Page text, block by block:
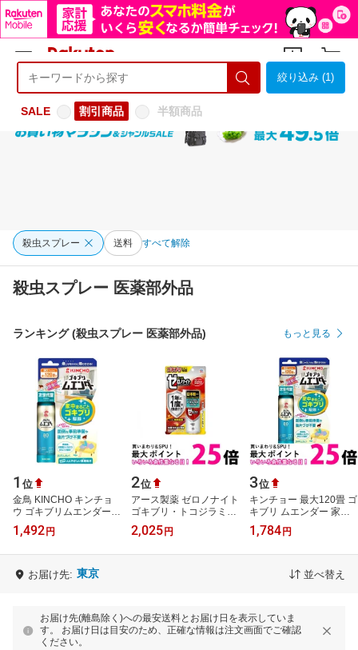
ようこそ 楽天市場へ ログイン
絞り込み (1)
SALE 割引商品 半額商品
殺虫スプレー 送料 すべて解除
殺虫スプレー 医薬部外品
ランキング (殺虫スプレー 医薬部外品) もっと見る
1 位
金鳥 KINCHO キンチョ
ウ ゴキブリムエンダー
80プッシュ (36mL)
【防除用医薬部外品】
1,492 円
2位
アース製薬 ゼロノナイト
ゴキブリ・トコジラミ用
殺虫剤 1プッシュ式 駆除
スプレー 部屋 害虫対策
2,025 円
3位
キンチョー 最大120畳 ゴ
キブリ ムエンダー 家中
まるごと ゴキブリ駆除
80プッシュ 送料無料
1,784 円
お届け先: 東京 並べ替え
お届け先(離島除く)への最安送料とお届け日を表示していま
す。 お届け日は目安のため、正確な情報は注文画面でご確認
ください。